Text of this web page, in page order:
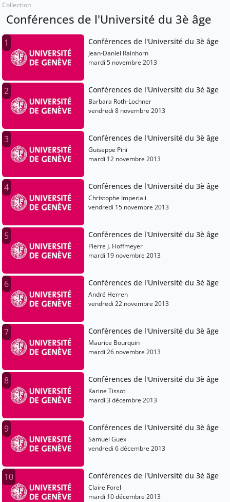
Collection
Conférences de l'Université du 3è âge
1 Conférences de l'Université du 3è âge
Jean-Daniel Rainhorn
mardi 5 novembre 2013
2 Conférences de l'Université du 3è âge
Barbara Roth-Lochner
vendredi 8 novembre 2013
3 Conférences de l'Université du 3è âge
Guiseppe Pini
mardi 12 novembre 2013
4 Conférences de l'Université du 3è âge
Christophe Imperiali
vendredi 15 novembre 2013
5 Conférences de l'Université du 3è âge
Pierre J. Hoffmeyer
mardi 19 novembre 2013
6 Conférences de l'Université du 3è âge
André Herren
vendredi 22 novembre 2013
7 Conférences de l'Université du 3è âge
Maurice Bourquin
mardi 26 novembre 2013
8 Conférences de l'Université du 3è âge
Karine Tissot
mardi 3 décembre 2013
9 Conférences de l'Université du 3è âge
Samuel Guex
vendredi 6 décembre 2013
10 Conférences de l'Université du 3è âge
Claire Forel
mardi 10 décembre 2013